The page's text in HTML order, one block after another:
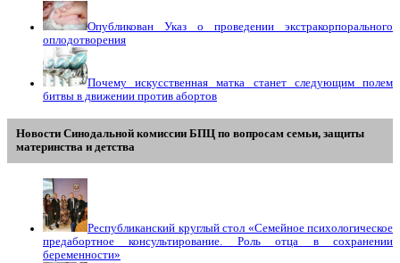
Опубликован Указ о проведении экстракорпорального
оплодотворения
Почему искусственная матка станет следующим полем
битвы в движении против абортов
Новости Синодальной комиссии БПЦ по вопросам семьи, защиты
материнства и детства
Республиканский круглый стол «Семейное психологическое
предабортное консультирование. Роль отца в сохранении
беременности»